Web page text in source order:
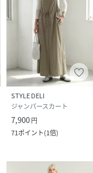
STYLE DELI
ジャンパースカート
7,900円
71ポイント(1倍)